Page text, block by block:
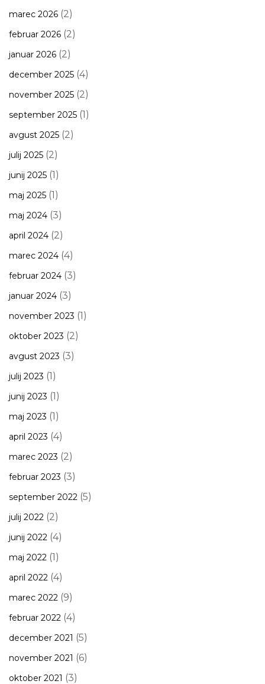
marec 2026 (2)
februar 2026 (2)
januar 2026 (2)
december 2025 (4)
november 2025 (2)
september 2025 (1)
avgust 2025 (2)
julij 2025 (2)
junij 2025 (1)
maj 2025 (1)
maj 2024 (3)
april 2024 (2)
marec 2024 (4)
februar 2024 (3)
januar 2024 (3)
november 2023 (1)
oktober 2023 (2)
avgust 2023 (3)
julij 2023 (1)
junij 2023 (1)
maj 2023 (1)
april 2023 (4)
marec 2023 (2)
februar 2023 (3)
september 2022 (5)
julij 2022 (2)
junij 2022 (4)
maj 2022 (1)
april 2022 (4)
marec 2022 (9)
februar 2022 (4)
december 2021 (5)
november 2021 (6)
oktober 2021 (3)